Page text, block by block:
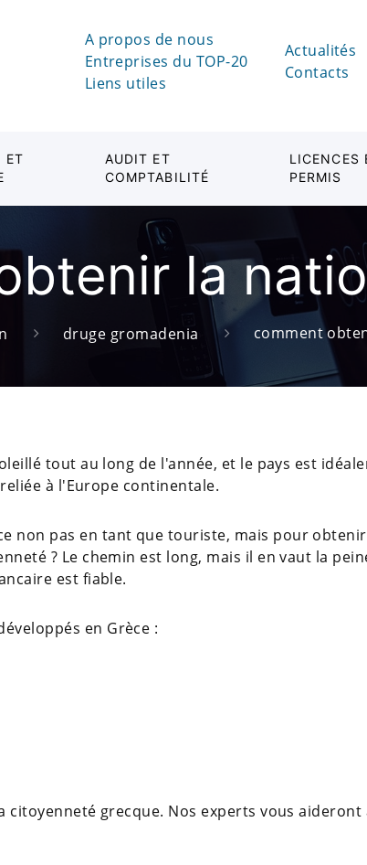
A propos de nous
Entreprises du TOP-20
Liens utiles
Actualités
Contacts
ET
AUDIT ET
COMPTABILITÉ
LICENCES
PERMIS
la
druge gromadenia comment
tout au long de l'année, et le pays est
à l'Europe continentale.
non pas en tant que touriste, mais pour
? Le chemin est long, mais il en vaut la
est fiable.
en Grèce :
citoyenneté grecque. Nos experts vous aideront